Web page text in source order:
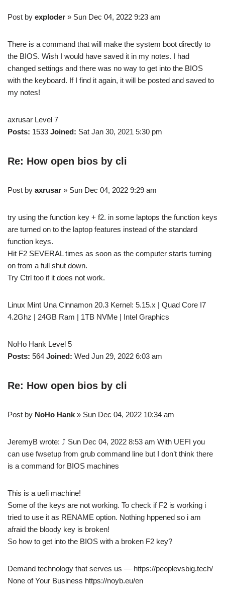
Post by exploder » Sun Dec 04, 2022 9:23 am
There is a command that will make the system boot directly to
the BIOS. Wish I would have saved it in my notes. I had
changed settings and there was no way to get into the BIOS
with the keyboard. If I find it again, it will be posted and saved to
my notes!
axrusar Level 7
Posts: 1533 Joined: Sat Jan 30, 2021 5:30 pm
Re: How open bios by cli
Post by axrusar » Sun Dec 04, 2022 9:29 am
try using the function key + f2. in some laptops the function keys
are turned on to the laptop features instead of the standard
function keys.
Hit F2 SEVERAL times as soon as the computer starts turning
on from a full shut down.
Try Ctrl too if it does not work.
Linux Mint Una Cinnamon 20.3 Kernel: 5.15.x | Quad Core I7
4.2Ghz | 24GB Ram | 1TB NVMe | Intel Graphics
NoHo Hank Level 5
Posts: 564 Joined: Wed Jun 29, 2022 6:03 am
Re: How open bios by cli
Post by NoHo Hank » Sun Dec 04, 2022 10:34 am
JeremyB wrote: ⤴ Sun Dec 04, 2022 8:53 am With UEFI you
can use fwsetup from grub command line but I don’t think there
is a command for BIOS machines
This is a uefi machine!
Some of the keys are not working. To check if F2 is working i
tried to use it as RENAME option. Nothing hppened so i am
afraid the bloody key is broken!
So how to get into the BIOS with a broken F2 key?
Demand technology that serves us — https://peoplevsbig.tech/
None of Your Business https://noyb.eu/en